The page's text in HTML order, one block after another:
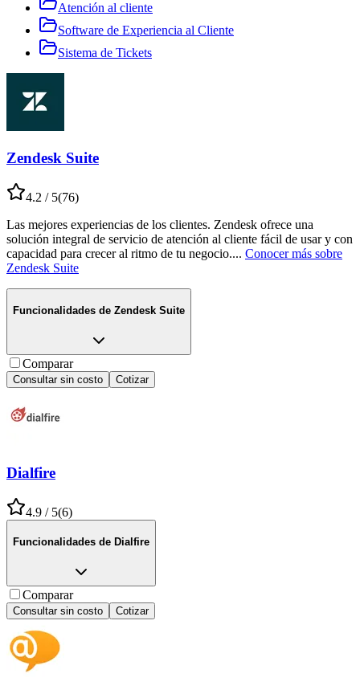
Atención al cliente
Software de Experiencia al Cliente
Sistema de Tickets
Zendesk Suite
4.2 / 5(76)
Las mejores experiencias de los clientes. Zendesk ofrece una
solución integral de servicio de atención al cliente fácil de usar y con
capacidad para crecer al ritmo de tu negocio.... Conocer más sobre
Zendesk Suite
Funcionalidades de Zendesk Suite
Comparar
Consultar sin costo Cotizar
Dialfire
4.9 / 5(6)
Funcionalidades de Dialfire
Comparar
Consultar sin costo Cotizar